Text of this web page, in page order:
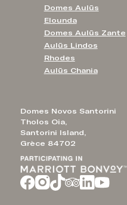
Domes Novos Santorini
Tholos Oia,
Santorini Island,
Grèce 84702
Domes Aulūs
Elounda
Domes Aulūs Zante
Aulūs Lindos
Rhodes
Aulūs Chania